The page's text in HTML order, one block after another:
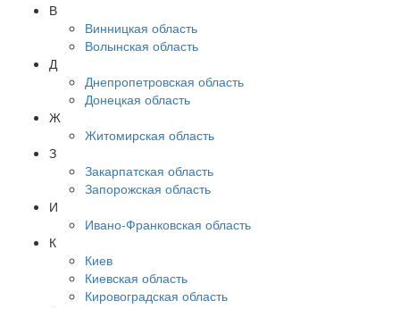
В
Винницкая область
Волынская область
Д
Днепропетровская область
Донецкая область
Ж
Житомирская область
З
Закарпатская область
Запорожская область
И
Ивано-Франковская область
К
Киев
Киевская область
Кировоградская область